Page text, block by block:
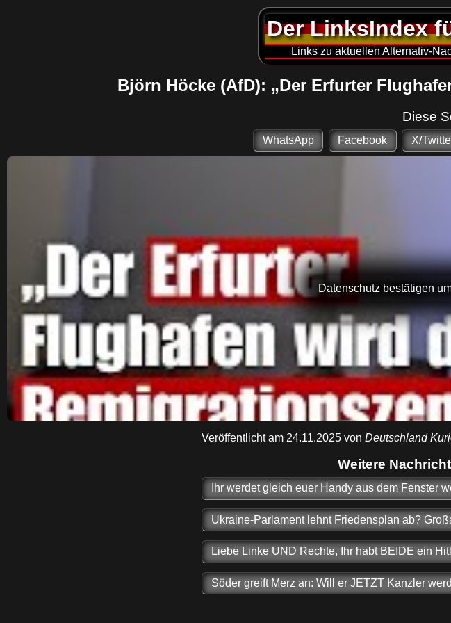
Der LinksIndex
Links zu aktuellen Alternativ-
Björn Höcke (AfD): „Der Erfurter
Diese
WhatsApp Facebook X/
Datenschutz bestätigen
Veröffentlicht am 24.11.2025 von Deutschland
Weitere
Ihr werdet gleich euer Handy aus dem Fenster
Ukraine-Parlament lehnt Friedensplan ab?
Liebe Linke UND Rechte, Ihr habt BEIDE ein
Söder greift Merz an: Will er JETZT Kanzler